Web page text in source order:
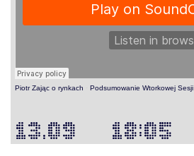
Spotify
Piotr Zając o rynkach Podsumowanie Wtorkowej Sesji
13.09 18:05